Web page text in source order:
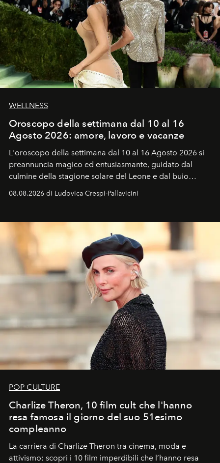
WELLNESS
Oroscopo della settimana dal 10 al 16
Agosto 2026: amore, lavoro e vacanze
L'oroscopo della settimana dal 10 al 16 Agosto 2026 si
preannuncia magico ed entusiasmante, guidato dal
culmine della stagione solare del Leone e dal buio
ideale per la notte delle Perseidi.
08.08.2026 di Ludovica Crespi-Pallavicini
POP CULTURE
Charlize Theron, 10 film cult che l'hanno
resa famosa il giorno del suo 51esimo
compleanno
La carriera di Charlize Theron tra cinema, moda e
attivismo: scopri i 10 film imperdibili che l’hanno resa